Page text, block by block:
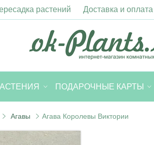
растений Доставка и оплата
ПОДАРОЧНЫЕ КАРТЫ
Агавы Агава Королевы Виктории